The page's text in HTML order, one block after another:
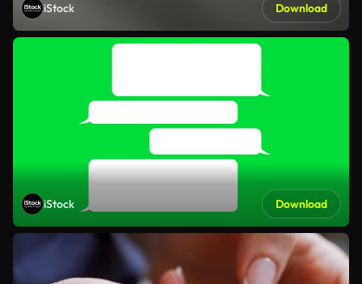
iStock Download
iStock Download